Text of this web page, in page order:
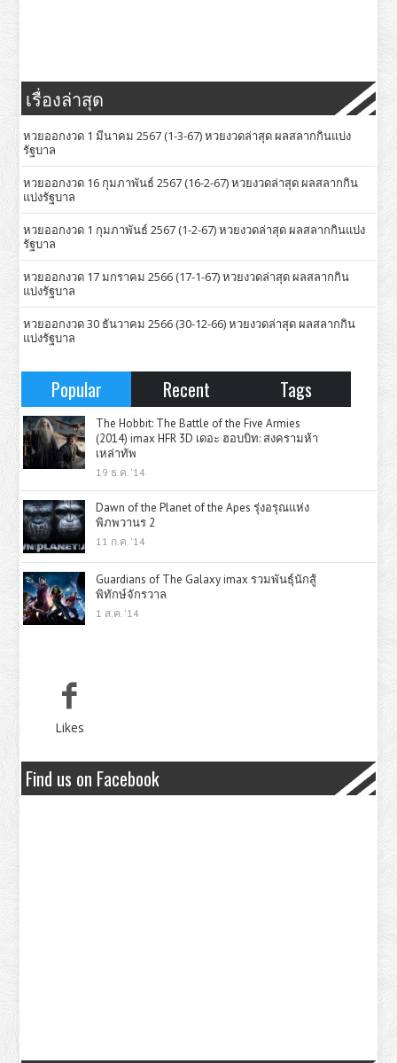
เรื่องล่าสุด
หวยออกงวด 1 มีนาคม 2567 (1-3-67) หวยงวดล่าสุด ผลสลากกินแบ่ง
รัฐบาล
หวยออกงวด 16 กุมภาพันธ์ 2567 (16-2-67) หวยงวดล่าสุด ผลสลากกิน
แบ่งรัฐบาล
หวยออกงวด 1 กุมภาพันธ์ 2567 (1-2-67) หวยงวดล่าสุด ผลสลากกินแบ่ง
รัฐบาล
หวยออกงวด 17 มกราคม 2566 (17-1-67) หวยงวดล่าสุด ผลสลากกิน
แบ่งรัฐบาล
หวยออกงวด 30 ธันวาคม 2566 (30-12-66) หวยงวดล่าสุด ผลสลากกิน
แบ่งรัฐบาล
Popular Recent Tags
The Hobbit: The Battle of the Five Armies
(2014) imax HFR 3D เดอะ ฮอบบิท: สงครามห้า
เหล่าทัพ
19 ธ.ค. '14
Dawn of the Planet of the Apes รุ่งอรุณแห่ง
พิภพวานร 2
11 ก.ค. '14
Guardians of The Galaxy imax รวมพันธุ์นักสู้
พิทักษ์จักรวาล
1 ส.ค. '14
Likes
Find us on Facebook